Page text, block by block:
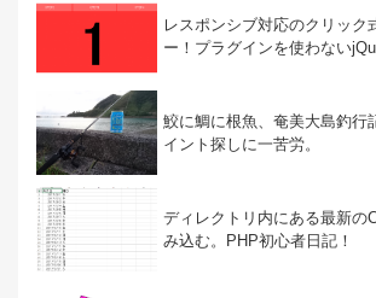
レスポンシブ対応のクリック
ー！プラグインを使わない
鮫に鯛に根魚、奄美大島釣行
イント探しに一苦労。
ディレクトリ内にある最新の
み込む。PHP初心者日記！